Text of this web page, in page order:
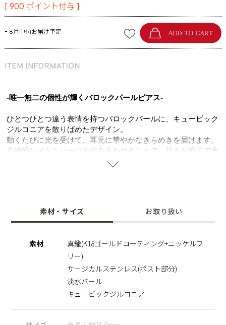
[ 900 ポイント付与 ]
- 8月中旬お届け予定
-唯一無二の個性が輝くバロックパールピアス-
ひとつひとつ違う表情を持つバロックパールに、キュービック
ジルコニアを散りばめたデザイン。
動くたびに光を受けて、耳元に華やかなきらめきを届けます。
直線的なメタルパーツを組み合わせることで、甘さを抑えて大
※淡水パール
差がございます。その為、全長のサイズも異なりますのでご了
承の程お願いいたします。
二つとして同じものがない価値は、一つの魅力としてお楽しみ
んので予めご了承ください。
素材・サイズ お取り扱い
素材
真鍮(K18ゴールドコーティング+ニッケルフ
リー)
サージカルステンレス(ポスト部分)
淡水パール
キュービックジルコニア